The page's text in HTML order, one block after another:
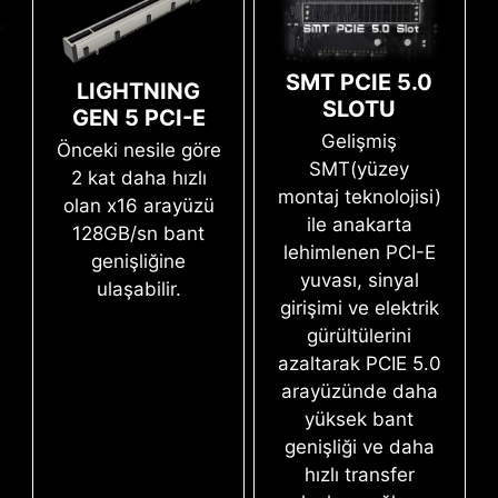
BIOS yazılımını yalnızca güç kaynağı ve
anakart takılı iken birkaç basit adımda
güncelleyin. CPU ve bellek modüllerine
ihtiyacınız yok.
Leam more
LIGHTNING
GEN 5 PCI-E
Önceki nesile göre
2 kat daha hızlı
olan x16 arayüzü
128GB/sn bant
genişliğine
ulaşabilir.
SMT PCIE 5.0
SLOTU
Gelişmiş
SMT(yüzey
montaj teknolojisi)
ile anakarta
lehimlenen PCI-E
yuvası, sinyal
girişimi ve elektrik
gürültülerini
azaltarak PCIE 5.0
arayüzünde daha
yüksek bant
genişliği ve daha
hızlı transfer
özgür bırakın.
Mystic Light
Rengarenk sanat eserinizi kolayca oluşturun.
Sadece birkaç tıklama ile istediğiniz renkleri